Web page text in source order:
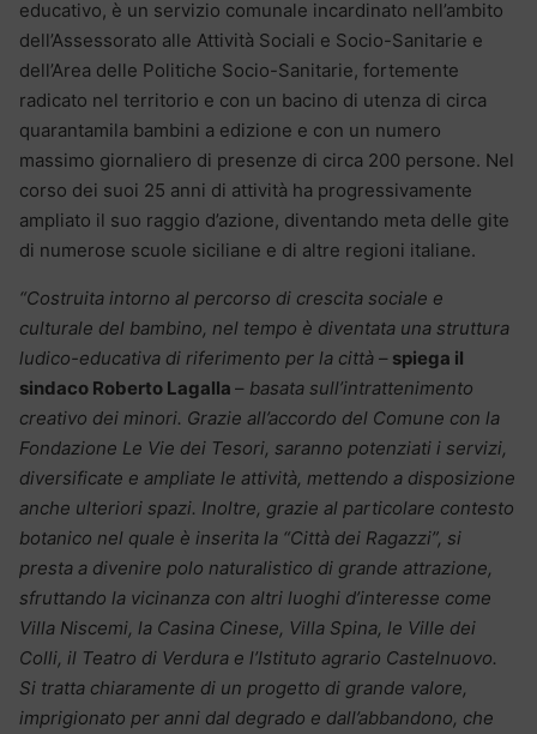
educativo, è un servizio comunale incardinato nell’ambito
dell’Assessorato alle Attività Sociali e Socio-Sanitarie e
dell’Area delle Politiche Socio-Sanitarie, fortemente
radicato nel territorio e con un bacino di utenza di circa
quarantamila bambini a edizione e con un numero
massimo giornaliero di presenze di circa 200 persone. Nel
corso dei suoi 25 anni di attività ha progressivamente
ampliato il suo raggio d’azione, diventando meta delle gite
di numerose scuole siciliane e di altre regioni italiane.
“Costruita intorno al percorso di crescita sociale e
culturale del bambino, nel tempo è diventata una struttura
ludico-educativa di riferimento per la città – spiega il
sindaco Roberto Lagalla – basata sull’intrattenimento
creativo dei minori. Grazie all’accordo del Comune con la
Fondazione Le Vie dei Tesori, saranno potenziati i servizi,
diversificate e ampliate le attività, mettendo a disposizione
anche ulteriori spazi. Inoltre, grazie al particolare contesto
botanico nel quale è inserita la “Città dei Ragazzi”, si
presta a divenire polo naturalistico di grande attrazione,
sfruttando la vicinanza con altri luoghi d’interesse come
Villa Niscemi, la Casina Cinese, Villa Spina, le Ville dei
Colli, il Teatro di Verdura e l’Istituto agrario Castelnuovo.
Si tratta chiaramente di un progetto di grande valore,
imprigionato per anni dal degrado e dall’abbandono, che